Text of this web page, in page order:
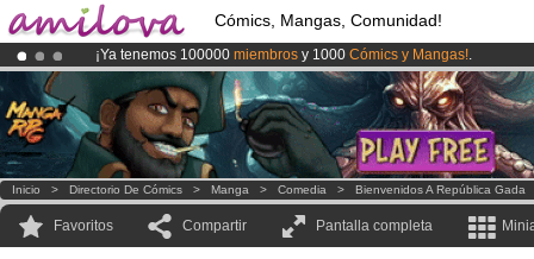
Cómics, Mangas, Comunidad!
¡Ya tenemos 100000 miembros y 1000 Cómics y Mangas!.
¡El Kickstarter Amilova está desormado lanzado!.
¡Conviertete en Premium por3.95 euros al mes!Hazte Premium ya
Inicio > Directorio De Cómics > Manga > Comedia > Bienvenidos A República Gada
Favoritos Compartir Pantalla completa